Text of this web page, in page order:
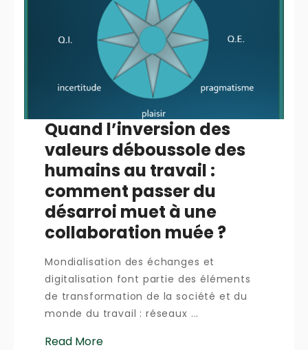
Quand l’inversion des
valeurs déboussole des
humains au travail :
comment passer du
désarroi muet à une
collaboration muée ?
Mondialisation des échanges et
digitalisation font partie des éléments
de transformation de la société et du
monde du travail : réseaux ...
Read More